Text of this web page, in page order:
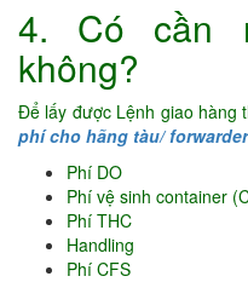
4. Có cần
không?
Để lấy được Lệnh giao hàng
phí cho hãng tàu/ forwarder
Phí DO
Phí vệ sinh container
Phí THC
Handling
Phí CFS